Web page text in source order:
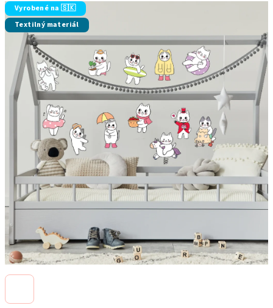
produktu
je
5,0
hviezdičiek.
Vyrobené na 🇸🇰
Textilný materiál